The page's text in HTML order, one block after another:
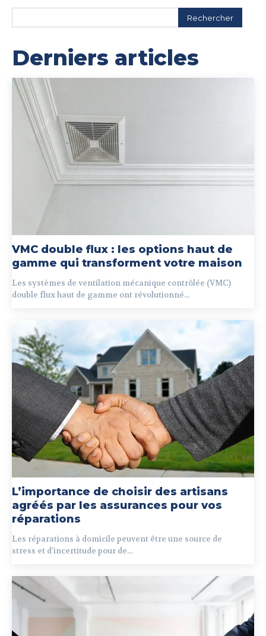
Rechercher
Derniers articles
VMC double flux : les options haut de
gamme qui transforment votre maison
Les systèmes de ventilation mécanique contrôlée (VMC)
double flux haut de gamme ont révolutionné...
L’importance de choisir des artisans
agréés par les assurances pour vos
réparations
Les réparations à domicile peuvent être une source de
stress et d'incertitude pour de...